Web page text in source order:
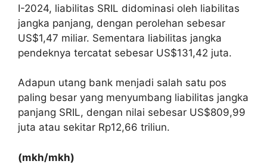
I-2024, liabilitas SRIL didominasi oleh liabilitas
jangka panjang, dengan perolehan sebesar
US$1,47 miliar. Sementara liabilitas jangka
pendeknya tercatat sebesar US$131,42 juta.
Adapun utang bank menjadi salah satu pos
paling besar yang menyumbang liabilitas jangka
panjang SRIL, dengan nilai sebesar US$809,99
juta atau sekitar Rp12,66 triliun.
(mkh/mkh)